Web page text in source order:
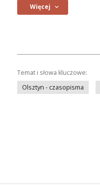
Więcej
Temat i słowa kluczowe:
Olsztyn - czasopisma